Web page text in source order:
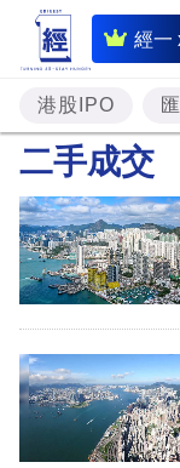
經一
即
時
財
經
題
投
資
樓
市
理
港股IPO
二手成交